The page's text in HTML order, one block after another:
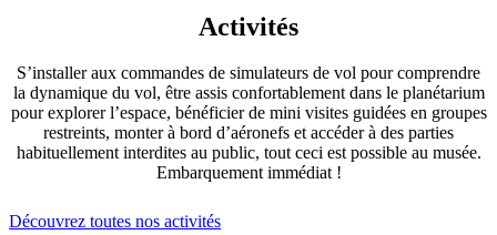
Activités
S’installer aux commandes de simulateurs de vol pour comprendre
la dynamique du vol, être assis confortablement dans le planétarium
pour explorer l’espace, bénéficier de mini visites guidées en groupes
restreints, monter à bord d’aéronefs et accéder à des parties
habituellement interdites au public, tout ceci est possible au musée.
Embarquement immédiat !
Découvrez toutes nos activités